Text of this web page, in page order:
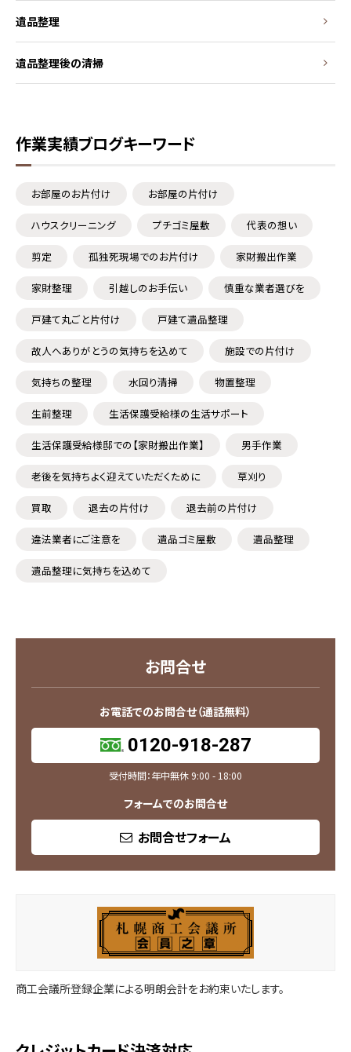
遺品整理
遺品整理後の清掃
作業実績ブログキーワード
お部屋のお片付け お部屋の片付け
ハウスクリーニング プチゴミ屋敷 代表の想い
剪定 孤独死現場でのお片付け 家財搬出作業
家財整理 引越しのお手伝い 慎重な業者選びを
戸建て丸ごと片付け 戸建て遺品整理
故人へありがとうの気持ちを込めて 施設での片付け
気持ちの整理 水回り清掃 物置整理
生前整理 生活保護受給様の生活サポート
生活保護受給様邸での【家財搬出作業】 男手作業
老後を気持ちよく迎えていただくために 草刈り
買取 退去の片付け 退去前の片付け
違法業者にご注意を 遺品ゴミ屋敷 遺品整理
遺品整理に気持ちを込めて
お問合せ
お電話でのお問合せ（通話無料）
0120-918-287
受付時間：年中無休 9:00 - 18:00
フォームでのお問合せ
お問合せフォーム
商工会議所登録企業による明朗会計をお約束いたします。